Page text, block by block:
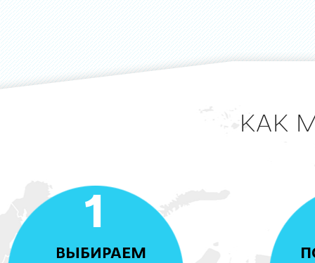
КАК
1
ВЫБИРАЕМ